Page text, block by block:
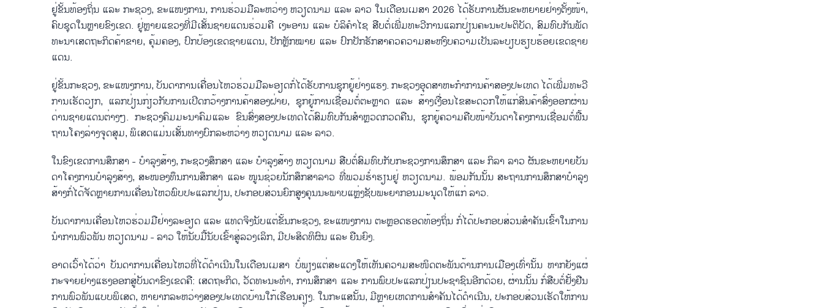
ຢູ່​ຂັ້ນ​ທ້ອງ​ຖິ່ນ ແລະ ກະ​ຊວງ, ຂະ​ແໜງ​ການ, ການ​ຮ່ວມ​ມື​ລະ​ຫວ່າງ ຫວຽດ​ນາມ ແລະ ລາວ​ ໃນ​ເດືອນ​ເມ​ສາ 2026 ໄດ້​ຮັບ​ການ​ຜັນ​ຂະ​ຫຍາຍ​ຢ່າງ​ຕັ້ງ​ໜ້າ,
ຄົບ​ຊຸດ​ໃນຫຼາຍ​ຂົງ​ເຂດ. ຢູ່ຫຼາຍ​ແຂວງ​ທີ່ມີ​ເສັ້ນ​ຊາຍ​ແດນ​ຮ່ວມ​ຄື ເງະ​ອານ ແລະ ບໍ​ລິ​ຄຳ​ໄຊ ​ສືບ​ຕໍ່​ເພີ່ມ​ທະ​ວີ​ການ​ແລກ​ປ່ຽນ​ຄະ​ນະ​ປະ​ຕິ​ບັດ, ສົມ​ທົບ​ກັນ​ພັດ​
ທະ​ນາ​ເສດ​ຖະ​ກິດ​ຄ້າ​ຂາຍ, ຄຸ້ມ​ຄອງ, ປົກ​ປ້ອງ​ເຂດ​ຊາຍ​ແດນ, ປັກຫຼັກ​ໝາຍ ແລະ ປົກ​ປັກ​ຮັກ​ສາ​ຄວຄວາມສະຫງົບ​ຄວາມ​ເປັນ​ລະ​ບຽບ​ຮຽບ​ຮ້ອຍ​ເຂດ​ຊາຍ​
ແດນ.
ຢູ່​ຂັ້ນ​ກະ​ຊວງ, ຂະ​ແໜງ​ການ, ບັນ​ດາ​ການ​ເຄື່ອນ​ໄຫວ​ຮ່ວມ​ມື​​ລະ​ອຽດ​ກໍ່​ໄດ້​ຮັບ​ກ​ານ​ຊຸກ​ຍູ້​ຢ່າງ​ແຮງ. ກະ​ຊວງ​ອຸດ​ສາ​ຫະ​ກຳ​ການ​ຄ້າ​ສອງ​ປະ​ເທດ ໄດ້​ເພີ່ມ​ທະ​ວີ​
ການ​ເຮັດ​ວຽກ, ແລກ​ປ່ຽນກ່ຽວກັບ​ການ​ເປີດກວ້າງ​ການ​ຄ້າ​ສອງ​ຝ່າຍ, ຊຸກ​ຍູ້​ການ​ເຊື່ອມ​ຕໍ່​ຕະຫຼາດ ແລະ ສ້າງ​ເງື່ອນ​ໄຂ​ສະ​ດວກ​ໃຫ້​ແກ່​ສິນ​ຄ້າ​ສົ່ງ​ອອກ​ຜ່ານ​
ດ່ານ​ຊາຍ​ແດນ​ຕ່າງໆ. ກະ​ຊວງ​ຄົມ​ມະ​ນາ​ຄົມ​ແລະ ຂົນ​ສົ່ງ​ສອງ​ປະ​ເທດ​ໄດ້​ສົມ​ທົບ​ກັນ​ສຳຫຼວດກວດ​ຄືນ, ຊຸກ​ຍູ້​ຄວາມ​ຄືບ​ໜ້າ​ບັນ​ດາ​ໂຄງ​ການ​ເຊື່ອມ​ຕໍ່​ພື້ນ​
ຖານ​ໂຄງ​ລ່າງ​ຈຸດ​ສຸມ, ພິ​ເສດ​ແມ່ນ​ເສັ້ນ​ທາງ​ບົກ​ລະ​ຫວ່າງ ຫວຽດ​ນາມ ແລະ ລາວ.
ໃນ​ຂົງ​ເຂດ​ການ​ສຶກ​ສາ - ບຳ​ລຸງ​ສ້າງ, ກະ​ຊວງ​ສຶກ​ສາ ແລະ ບຳ​ລຸງ​ສ້າງ ຫວຽດ​ນາມ ສືບ​ຕໍ່​ສົມ​ທົບ​ກັບ​ກະ​ຊວງ​ການ​ສຶກ​ສາ ແລະ ກິ​ລາ ​ລາວ ຜັນ​ຂະ​ຫຍາຍ​ບັນ​
ດາ​ໂຄງ​ການ​ບຳ​ລຸງ​ສ້​າງ, ສະ​ໜອງ​ທຶນ​ການ​ສຶກ​ສາ ແລະ ໜູນ​ຊ່ວຍ​ນັກ​ສຶກ​ສາລາວ ທີ່​ພວມ​ຮ່ຳ​ຮຽນ​ຢູ່ ຫວຽດ​ນາມ. ພ້ອມກັນນັ້ນ ສະ​ຖານ​ການສຶກສາບຳ​ລຸງ​
ສ້າງ​ກໍ່ໄດ້​ຈັດຫຼາຍ​ການ​ເຄື່ອນ​ໄຫວ​ພົບ​ປະ​ແລກ​ປ່ຽນ, ປະ​ກອບ​ສ່ວນ​ຍົກ​ສູງ​ຄຸນ​ນະ​ພາບ​ແຫຼ່ງ​ຊັບ​ພະ​ຍາ​ກອນ​ມະ​ນຸດ​ໃຫ້​ແກ່​ ລາວ.
ບັນ​ດາ​ການ​ເຄື່ອນ​ໄຫວ​ຮ່ວມມ​ື​ຢ່າງ​ລະອຽດ ແລະ ແທດ​ຈິງນັບແຕ່ຂັ້ນກະ​ຊວງ, ​ຂະ​ແໜງ​ການ ຕະຫຼອດ​ຮອດ​ທ້ອງ​ຖິ່ນ ກໍ່​ໄດ້​ປະ​ກອບ​ສ່ວນ​ສຳ​ຄັນ​ເຂົ້​າ​ໃນ​ການ​
ນຳ​ການ​ພົວ​ພັນ ຫວຽດ​ນາມ - ລາວ ໃຫ້​ນັບ​ມື້​ນັບ​ເຂົ້າ​ສູ່​ລວງ​ເລິກ, ມີ​ປະ​ສິດ​ທິ​ຜົນ ແລະ ຍືນ​ຍົງ.
ອາດ​ເວົ້າ​ໄດ້​ວ່າ ບັນ​ດາ​ການ​ເຄື່ອນ​ໄຫວທີ່​ໄດ້​ດຳ​ເນີນ​ໃນ​ເດືອນ​ເມ​ສາ ບໍ່​ພຽງ​ແຕ່​ສະ​ແດງ​ໃຫ້​ເຫັນ​ຄວາມ​ສະ​ໜິດ​ຕະ​ພັນ​ດ້ານ​ການ​ເມືອງ​ເທົ່າ​ນັ້ນ ຫາກ​ຍັງ​ແຜ່​
ກະ​ຈາຍ​ຢ່າງ​ແຮງ​ອອກ​ສູ່​ບັນ​ດາ​ຂົງ​ເຂດ​ຄື: ເສດ​ຖະ​ກິດ, ວັດ​ທະ​ນະ​ທຳ, ການ​ສຶກ​ສາ ແລະ ການ​ພົບ​ປະແລກປ່ຽນ​ປະ​ຊາ​ຊົນອີ​ກ​ດ້ວຍ, ຜ່ານ​ນັ້ນ​ ກໍ່ສືບ​ຕໍ່​ຢັ້ງ​ຢືນ​
ການ​ພົວ​ພັນ​ແບບ​ພິ​ເສດ, ຫາ​ຍາກ​ລະ​ຫວ່າງ​ສອງ​ປະ​ເທດ​ບ້ານ​ໃກ້​ເຮືອນ​ຄຽງ. ໃນ​ກະ​ແສ​ນັ້ນ, ມີຫຼາ​ຍ​ເຫດ​ການ​ສຳ​ຄັນ​ໄດ້​ດຳ​ເນີນ, ປະ​ກອບ​ສ່ວນ​ເຮັດ​ໃຫ້​ການ​